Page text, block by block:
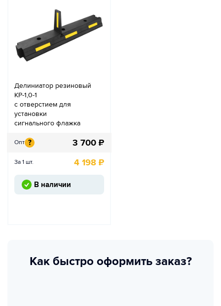
Делиниатор резиновый
КР-1,0-1
с отверстием для
установки
сигнального флажка
Опт ? 3 700 ₽
За 1 шт. 4 198 ₽
В наличии
Как быстро оформить заказ?